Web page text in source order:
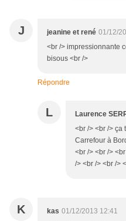
J jeanine et rené 01/12/
<br /> impressionnante
bisous <br />
Répondre
L Laurence
<br /> <br /> ça
Carrefour à
<br /> <br />
/> <br /> <br />
K kas 01/12/2013 12:41